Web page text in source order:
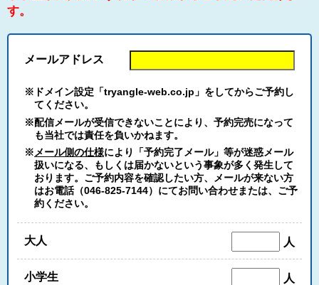
す。
メールアドレス
※ドメイン設定「tryangle-web.co.jp」をしてからご予約し
てください。
※配信メールが受信できないことにより、予約完売になって
も当社では責任を負いかねます。
※メール側の仕様により「予約完了メール」等が迷惑メール
扱いになる、もしくは届かないという事象が多く発生して
おります。ご予約内容を確認したい方、メールが来ない方
はお電話（046-825-7144）にてお問い合わせまたは、ご予
約ください。
大人 人
小学生 人